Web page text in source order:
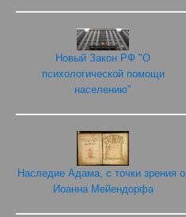
Новый Закон РФ "О
психологической помощи
населению"
Наследие Адама, с точки зрения о.
Иоанна Мейендорфа